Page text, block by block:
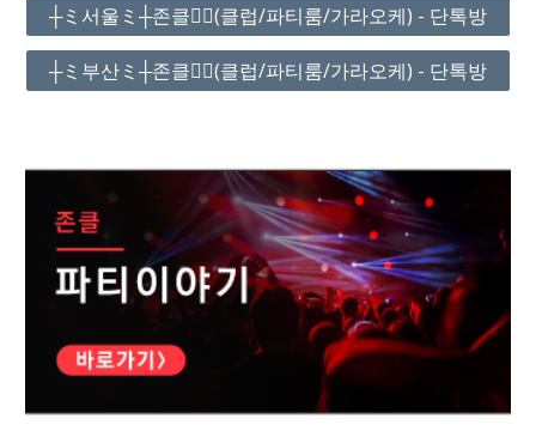
┼ミ서울ミ┼존클❤️‍🔥(클럽/파티룸/가라오케) - 단톡방
┼ミ부산ミ┼존클❤️‍🔥(클럽/파티룸/가라오케) - 단톡방